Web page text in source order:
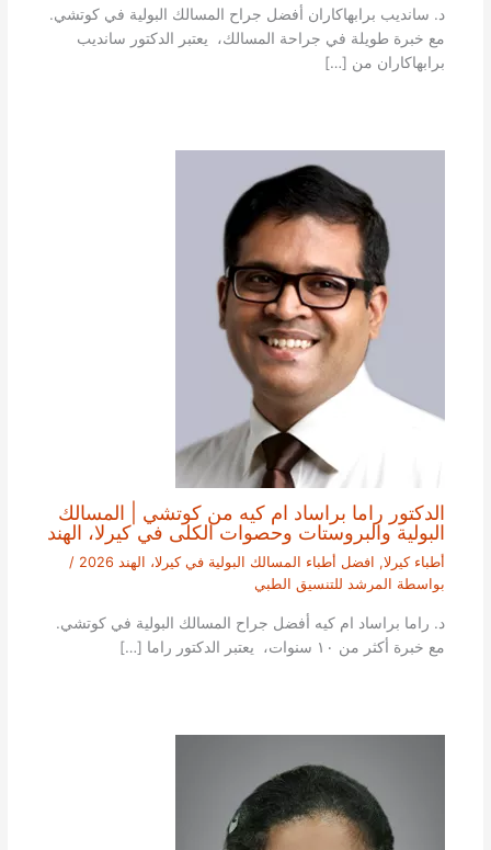
د. سانديب برابهاكاران أفضل جراح المسالك البولية في كوتشي.
مع خبرة طويلة في جراحة المسالك، يعتبر الدكتور سانديب
برابهاكاران من […]
الدكتور راما براساد ام كيه من كوتشي | المسالك
البولية والبروستات وحصوات الكلى في كيرلا، الهند
أطباء كيرلا, افضل أطباء المسالك البولية في كيرلا، الهند 2026
/
بواسطة المرشد للتنسيق الطبي
د. راما براساد ام كيه أفضل جراح المسالك البولية في كوتشي.
مع خبرة أكثر من ١٠ سنوات، يعتبر الدكتور راما […]